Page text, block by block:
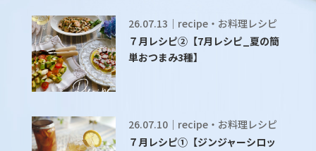
26.07.13｜recipe・お料理レシピ
７月レシピ②【7月レシピ_夏の簡
単おつまみ3種】
26.07.10｜recipe・お料理レシピ
７月レシピ①【ジンジャーシロッ